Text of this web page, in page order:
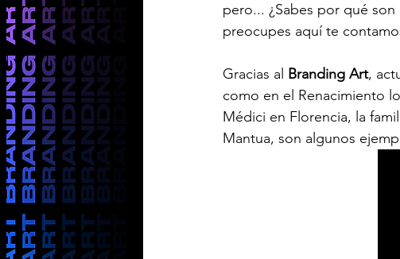
pero... ¿Sabes por qué
preocupes aquí te
Gracias al Branding Art,
como en el Renacimiento
Médici en Florencia, la
Mantua, son algunos